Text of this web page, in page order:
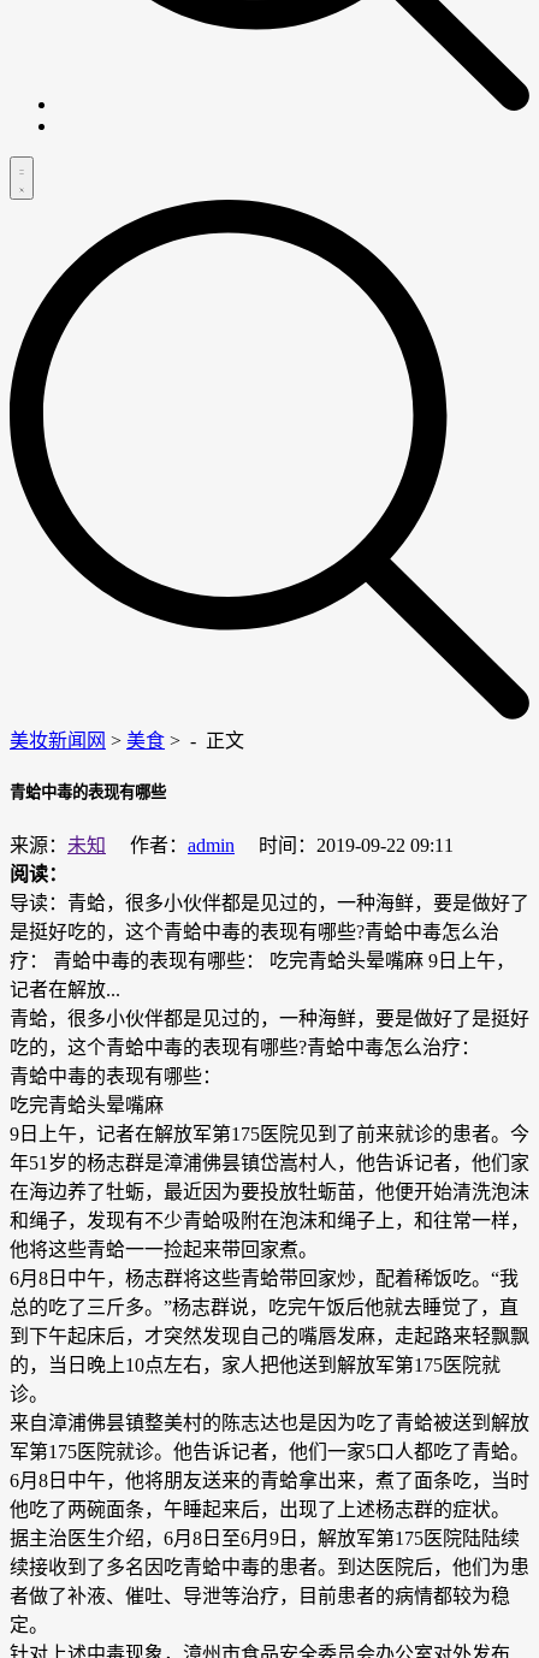
美妆新闻网 > 美食 > - 正文
青蛤中毒的表现有哪些
来源： 未知 作者： admin
时间：2019-09-22 09:11
阅读：
导读：青蛤，很多小伙伴都是见过的，一种海鲜，要是做好了
是挺好吃的，这个青蛤中毒的表现有哪些?青蛤中毒怎么治
疗： 青蛤中毒的表现有哪些： 吃完青蛤头晕嘴麻 9日上午，
记者在解放...
青蛤，很多小伙伴都是见过的，一种海鲜，要是做好了是挺好
吃的，这个青蛤中毒的表现有哪些?青蛤中毒怎么治疗：
青蛤中毒的表现有哪些：
吃完青蛤头晕嘴麻
9日上午，记者在解放军第175医院见到了前来就诊的患者。今
年51岁的杨志群是漳浦佛昙镇岱嵩村人，他告诉记者，他们家
在海边养了牡蛎，最近因为要投放牡蛎苗，他便开始清洗泡沫
和绳子，发现有不少青蛤吸附在泡沫和绳子上，和往常一样，
他将这些青蛤一一捡起来带回家煮。
6月8日中午，杨志群将这些青蛤带回家炒，配着稀饭吃。“我
总的吃了三斤多。”杨志群说，吃完午饭后他就去睡觉了，直
到下午起床后，才突然发现自己的嘴唇发麻，走起路来轻飘飘
的，当日晚上10点左右，家人把他送到解放军第175医院就
诊。
来自漳浦佛昙镇整美村的陈志达也是因为吃了青蛤被送到解放
军第175医院就诊。他告诉记者，他们一家5口人都吃了青蛤。
6月8日中午，他将朋友送来的青蛤拿出来，煮了面条吃，当时
他吃了两碗面条，午睡起来后，出现了上述杨志群的症状。
据主治医生介绍，6月8日至6月9日，解放军第175医院陆陆续
续接收到了多名因吃青蛤中毒的患者。到达医院后，他们为患
者做了补液、催吐、导泄等治疗，目前患者的病情都较为稳
定。